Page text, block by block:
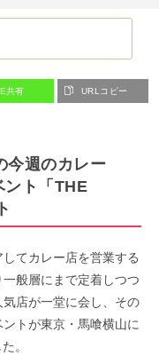
共有 URLコピー
今週のカレー
ント「THE
てカレー店を営業する
一般層にまで定着しつつ
店が一堂に会し、その
トが東京・馬喰横山に
。​